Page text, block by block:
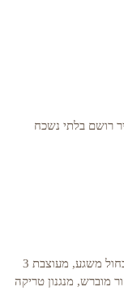
רושם בלתי נשכח
המוצר עשוי עץ תעשייתי MDF צבוע בתנור בגוון כחול משגע, מעוצבת 3
מוברש, מנגנון טריקה